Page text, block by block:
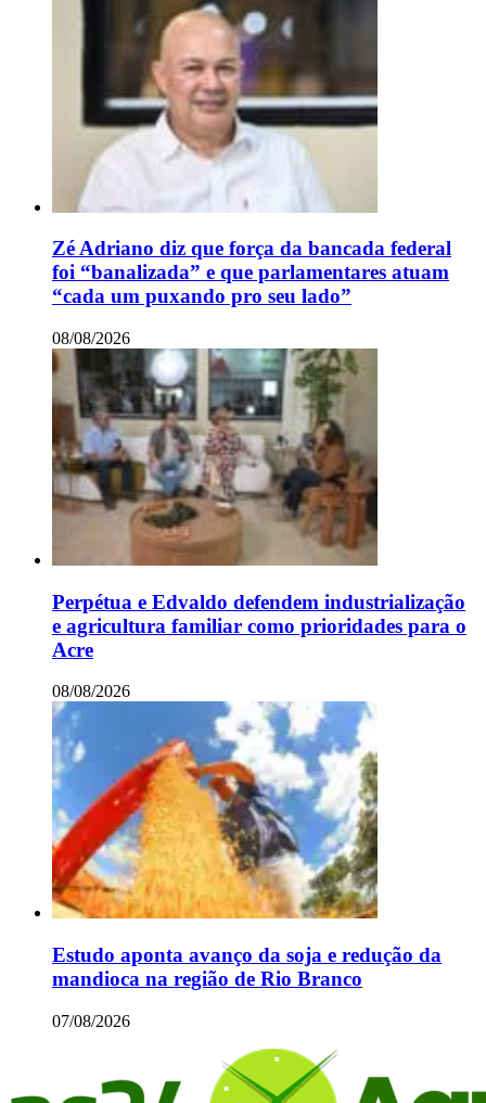
Zé Adriano diz que força da bancada federal
foi “banalizada” e que parlamentares atuam
“cada um puxando pro seu lado”
08/08/2026
Perpétua e Edvaldo defendem industrialização
e agricultura familiar como prioridades para o
Acre
08/08/2026
Estudo aponta avanço da soja e redução da
mandioca na região de Rio Branco
07/08/2026